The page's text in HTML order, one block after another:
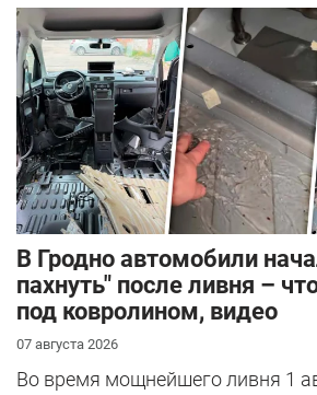
В Гродно автомобили
пахнуть" после ливня –
под ковролином, видео
07 августа 2026
Во время мощнейшего ливня 1